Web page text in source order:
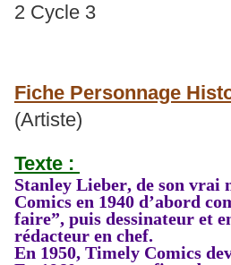
2 Cycle 3
Fiche Personnage
(Artiste)
Texte :
Stanley Lieber, de son
Comics en 1940 d’abord
faire”, puis dessinateur et
rédacteur en chef.
En 1950, Timely Comics